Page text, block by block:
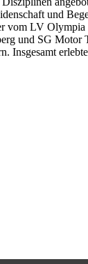
und
vom LV
und SG Motor